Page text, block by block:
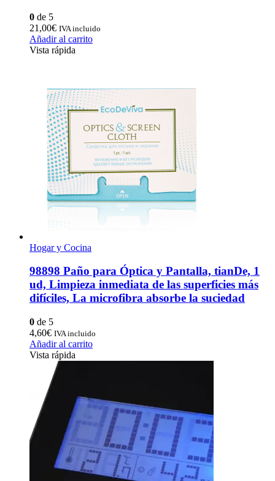
0 de 5
21,00€ IVA incluido
Añadir al carrito
Vista rápida
Hogar y Cocina
98898 Paño para Óptica y Pantalla, tianDe, 1
ud, Limpieza inmediata de las superficies más
difíciles, La microfibra absorbe la suciedad
0 de 5
4,60€ IVA incluido
Añadir al carrito
Vista rápida